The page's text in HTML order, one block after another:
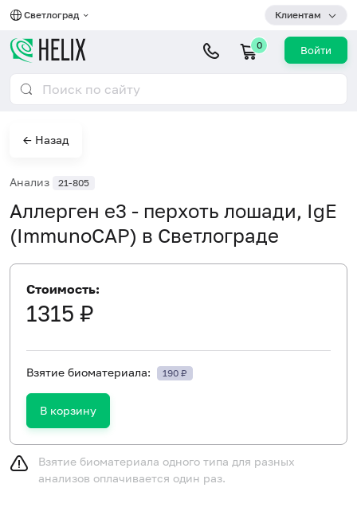
Светлоград Клиентам
0 Войти
← Назад
Анализ 21-805
Аллерген e3 - перхоть лошади, IgE
(ImmunoCAP) в Светлограде
Стоимость:
1315 ₽
Взятие биоматериала: 190 ₽
В корзину
Взятие биоматериала одного типа для разных
анализов оплачивается один раз.